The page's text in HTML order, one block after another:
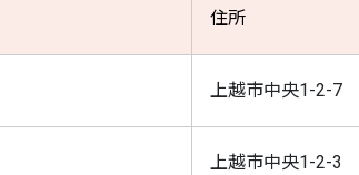
住所
上越市中央1-2-7
上越市中央1-2-3